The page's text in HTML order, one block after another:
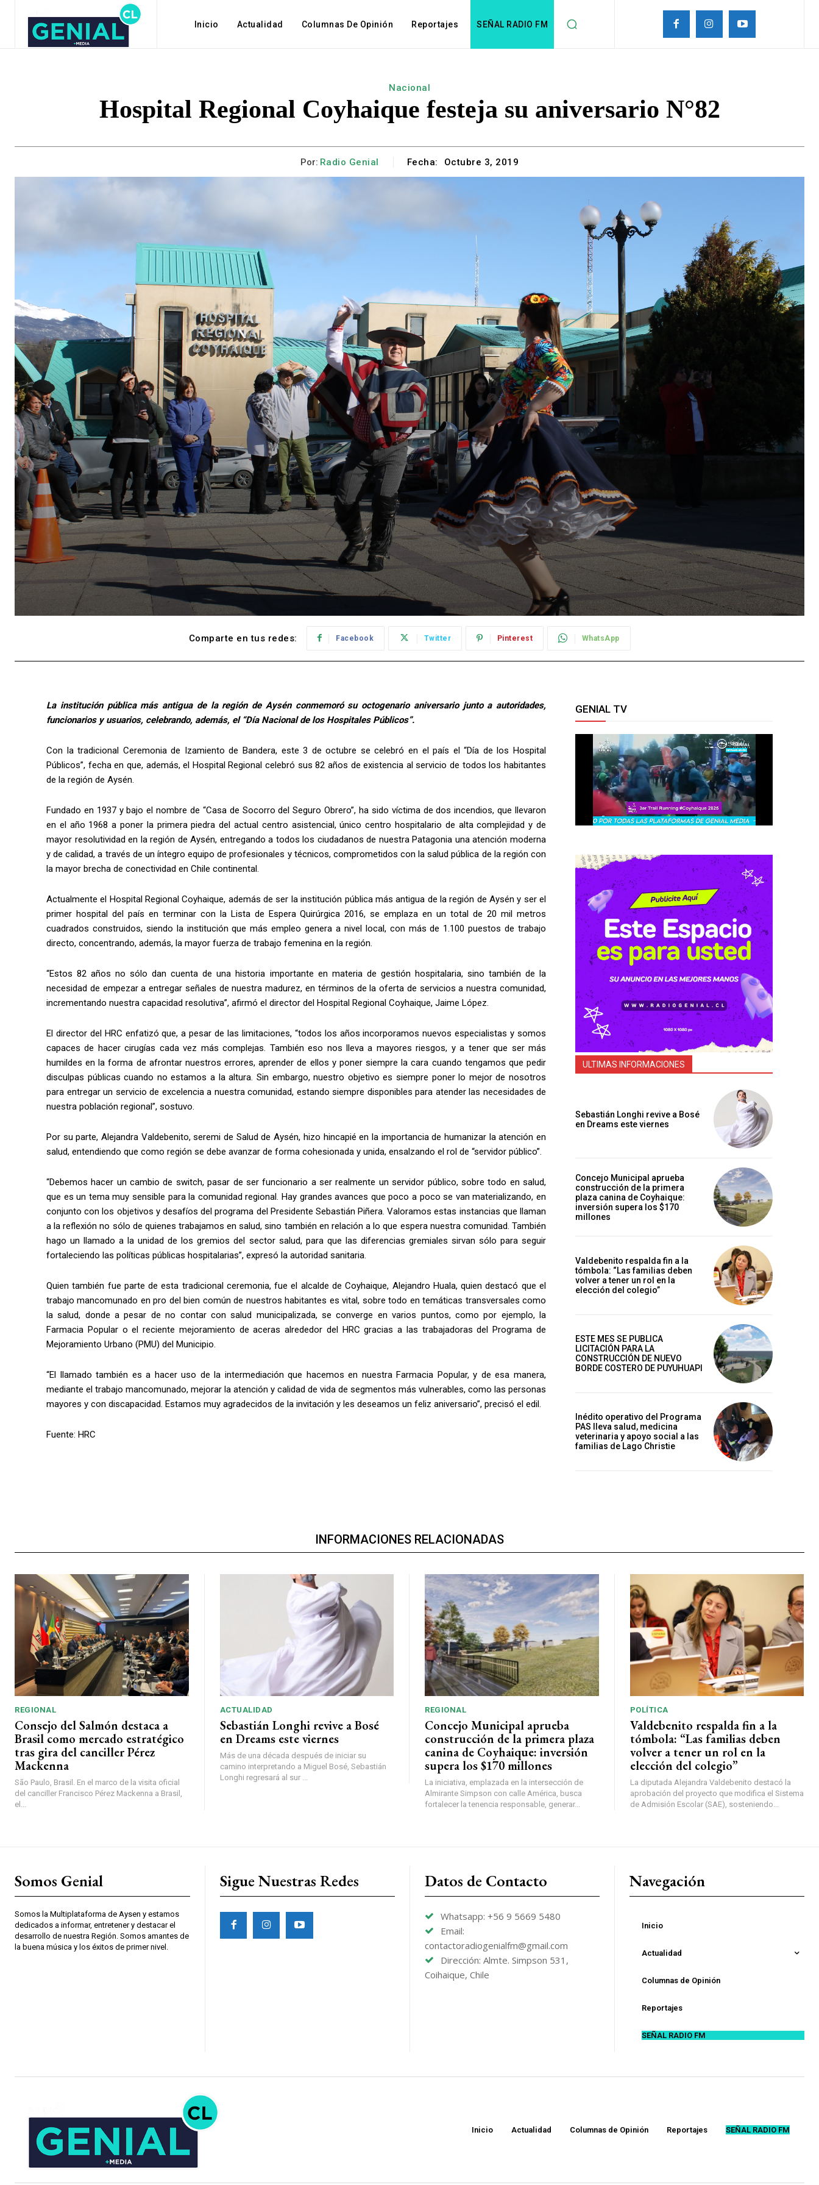
Inicio Actualidad Columnas De Opinión Reportajes SEÑAL RADIO FM
Nacional
Hospital Regional Coyhaique festeja su aniversario N°82
Por: Radio Genial Fecha: Octubre 3, 2019
Comparte en tus redes: Facebook Twitter Pinterest WhatsApp
La institución pública más antigua de la región de Aysén conmemoró su octogenario aniversario junto a autoridades,
funcionarios y usuarios, celebrando, además, el “Día Nacional de los Hospitales Públicos”.
Con la tradicional Ceremonia de Izamiento de Bandera, este 3 de octubre se celebró en el país el “Día de los Hospital
Públicos”, fecha en que, además, el Hospital Regional celebró sus 82 años de existencia al servicio de todos los habitantes
de la región de Aysén.
Fundado en 1937 y bajo el nombre de “Casa de Socorro del Seguro Obrero”, ha sido víctima de dos incendios, que llevaron
en el año 1968 a poner la primera piedra del actual centro asistencial, único centro hospitalario de alta complejidad y de
mayor resolutividad en la región de Aysén, entregando a todos los ciudadanos de nuestra Patagonia una atención moderna
y de calidad, a través de un íntegro equipo de profesionales y técnicos, comprometidos con la salud pública de la región con
la mayor brecha de conectividad en Chile continental.
Actualmente el Hospital Regional Coyhaique, además de ser la institución pública más antigua de la región de Aysén y ser el
primer hospital del país en terminar con la Lista de Espera Quirúrgica 2016, se emplaza en un total de 20 mil metros
cuadrados construidos, siendo la institución que más empleo genera a nivel local, con más de 1.100 puestos de trabajo
directo, concentrando, además, la mayor fuerza de trabajo femenina en la región.
“Estos 82 años no sólo dan cuenta de una historia importante en materia de gestión hospitalaria, sino también de la
necesidad de empezar a entregar señales de nuestra madurez, en términos de la oferta de servicios a nuestra comunidad,
incrementando nuestra capacidad resolutiva”, afirmó el director del Hospital Regional Coyhaique, Jaime López.
El director del HRC enfatizó que, a pesar de las limitaciones, “todos los años incorporamos nuevos especialistas y somos
capaces de hacer cirugías cada vez más complejas. También eso nos lleva a mayores riesgos, y a tener que ser más
humildes en la forma de afrontar nuestros errores, aprender de ellos y poner siempre la cara cuando tengamos que pedir
disculpas públicas cuando no estamos a la altura. Sin embargo, nuestro objetivo es siempre poner lo mejor de nosotros
para entregar un servicio de excelencia a nuestra comunidad, estando siempre disponibles para atender las necesidades de
nuestra población regional”, sostuvo.
Por su parte, Alejandra Valdebenito, seremi de Salud de Aysén, hizo hincapié en la importancia de humanizar la atención en
salud, entendiendo que como región se debe avanzar de forma cohesionada y unida, ensalzando el rol de “servidor público”.
“Debemos hacer un cambio de switch, pasar de ser funcionario a ser realmente un servidor público, sobre todo en salud,
que es un tema muy sensible para la comunidad regional. Hay grandes avances que poco a poco se van materializando, en
conjunto con los objetivos y desafíos del programa del Presidente Sebastián Piñera. Valoramos estas instancias que llaman
a la reflexión no sólo de quienes trabajamos en salud, sino también en relación a lo que espera nuestra comunidad. También
hago un llamado a la unidad de los gremios del sector salud, para que las diferencias gremiales sirvan sólo para seguir
fortaleciendo las políticas públicas hospitalarias”, expresó la autoridad sanitaria.
Quien también fue parte de esta tradicional ceremonia, fue el alcalde de Coyhaique, Alejandro Huala, quien destacó que el
trabajo mancomunado en pro del bien común de nuestros habitantes es vital, sobre todo en temáticas transversales como
la salud, donde a pesar de no contar con salud municipalizada, se converge en varios puntos, como por ejemplo, la
Farmacia Popular o el reciente mejoramiento de aceras alrededor del HRC gracias a las trabajadoras del Programa de
Mejoramiento Urbano (PMU) del Municipio.
“El llamado también es a hacer uso de la intermediación que hacemos en nuestra Farmacia Popular, y de esa manera,
mediante el trabajo mancomunado, mejorar la atención y calidad de vida de segmentos más vulnerables, como las personas
mayores y con discapacidad. Estamos muy agradecidos de la invitación y les deseamos un feliz aniversario”, precisó el edil.
Fuente: HRC
GENIAL TV
ULTIMAS INFORMACIONES
Sebastián Longhi revive a Bosé
en Dreams este viernes
Concejo Municipal aprueba
construcción de la primera
plaza canina de Coyhaique:
inversión supera los $170
millones
Valdebenito respalda fin a la
tómbola: “Las familias deben
volver a tener un rol en la
elección del colegio”
ESTE MES SE PUBLICA
LICITACIÓN PARA LA
CONSTRUCCIÓN DE NUEVO
BORDE COSTERO DE PUYUHUAPI
Inédito operativo del Programa
PAS lleva salud, medicina
veterinaria y apoyo social a las
familias de Lago Christie
INFORMACIONES RELACIONADAS
REGIONAL
Consejo del Salmón destaca a
Brasil como mercado estratégico
tras gira del canciller Pérez
Mackenna
São Paulo, Brasil. En el marco de la visita oficial
del canciller Francisco Pérez Mackenna a Brasil,
el...
ACTUALIDAD
Sebastián Longhi revive a Bosé
en Dreams este viernes
Más de una década después de iniciar su
camino interpretando a Miguel Bosé, Sebastián
Longhi regresará al sur ...
REGIONAL
Concejo Municipal aprueba
construcción de la primera plaza
canina de Coyhaique: inversión
supera los $170 millones
La iniciativa, emplazada en la intersección de
Almirante Simpson con calle América, busca
fortalecer la tenencia responsable, generar...
POLÍTICA
Valdebenito respalda fin a la
tómbola: “Las familias deben
volver a tener un rol en la
elección del colegio”
La diputada Alejandra Valdebenito destacó la
aprobación del proyecto que modifica el Sistema
de Admisión Escolar (SAE), sosteniendo...
Somos Genial
Somos la Multiplataforma de Aysen y estamos
dedicados a informar, entretener y destacar el
desarrollo de nuestra Región. Somos amantes de
la buena música y los éxitos de primer nivel.
Sigue Nuestras Redes Datos de Contacto
Whatsapp: +56 9 5669 5480
Email:
contactoradiogenialfm@gmail.com
Dirección: Almte. Simpson 531,
Coihaique, Chile
Navegación
Inicio
Actualidad
Columnas de Opinión
Reportajes
SEÑAL RADIO FM
Inicio Actualidad Columnas de Opinión Reportajes SEÑAL RADIO FM